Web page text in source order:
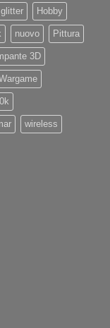
glitter Hobby
nuovo Pittura
3D
wireless